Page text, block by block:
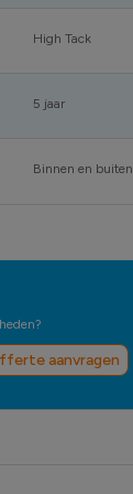
High Tack
5 jaar
Binnen en buiten
aanvragen